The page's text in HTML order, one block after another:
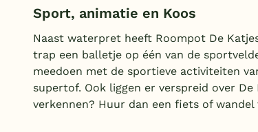
Sport, animatie en Koos
Naast waterpret heeft Roompot De
trap een balletje op één van de
meedoen met de sportieve activiteiten
supertof. Ook liggen er verspreid over
verkennen? Huur dan een fiets of